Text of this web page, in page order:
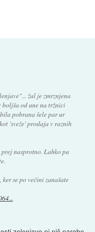
žal je zmrznjena
od une na tržnici
pobrana šele par ur
'sveže' prodaja v raznih
nasprotno. Lahko pa
se po večini zanašate